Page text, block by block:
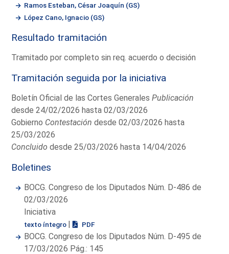
Ramos Esteban, César Joaquín (GS)
López Cano, Ignacio (GS)
Resultado tramitación
Tramitado por completo sin req. acuerdo o decisión
Tramitación seguida por la iniciativa
Boletín Oficial de las Cortes GeneralesPublicación
desde 24/02/2026 hasta 02/03/2026
Gobierno Contestación desde 02/03/2026 hasta
25/03/2026
Concluido desde 25/03/2026 hasta 14/04/2026
Boletines
BOCG. Congreso de los Diputados Núm. D-486 de
02/03/2026
Iniciativa
texto íntegro | PDF
BOCG. Congreso de los Diputados Núm. D-495 de
17/03/2026 Pág.: 145